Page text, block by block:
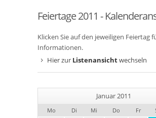
Feiertage 2011 -
Klicken Sie auf den jeweiligen Feiertag
Informationen.
Hier zur Listenansichtwechseln
Januar 2011
Mo Di Mi Do Fr